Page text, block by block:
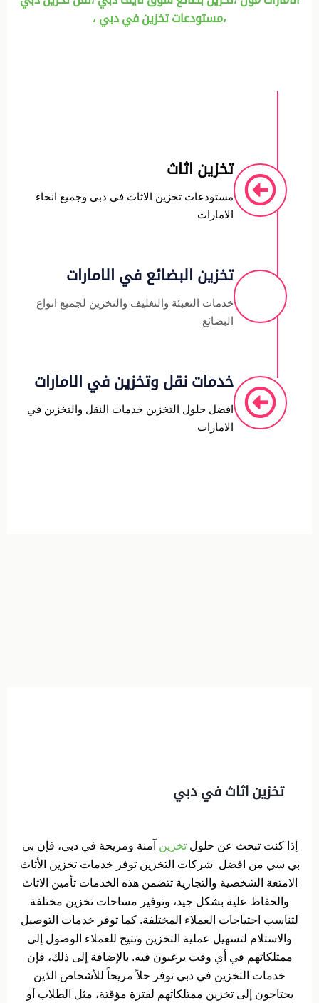
،مستودعات تخزين في دبي ،
تخزين اثاث
مستودعات تخزين الاثاث في دبي وجميع انحاء
الامارات
تخزين البضائع في الامارات
خدمات التعبئة والتغليف والتخزين لجميع انواع
البضائع
خدمات نقل وتخزين في الامارات
افضل حلول التخزين خدمات النقل والتخزين في
الامارات
تخزين اثاث في دبي
إذا كنت تبحث عن حلولتخزين آمنة ومريحة في دبي، فإن بي
بي سي من افضل شركات التخزين توفر خدمات تخزين الأثاث
الامتعة الشخصية والتجارية تتضمن هذه الخدمات تأمين الاثاث
والحفاظ علية بشكل جيد، وتوفير مساحات تخزين مختلفة
لتناسب احتياجات العملاء المختلفة. كما توفر خدمات التوصيل
والاستلام لتسهيل عملية التخزين وتتيح للعملاء الوصول إلى
ممتلكاتهم في أي وقت يرغبون فيه. بالإضافة إلى ذلك، فإن
خدمات التخزين في دبي توفر حلاً مريحاً للأشخاص الذين
يحتاجون إلى تخزين ممتلكاتهم لفترة مؤقتة، مثل الطلاب أو